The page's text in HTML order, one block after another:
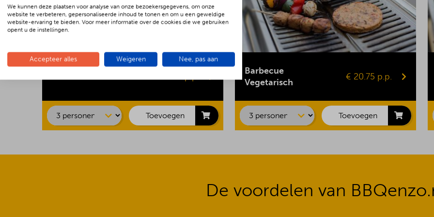
Kipsaté
Biefstuk
Shaslick
Toevoegen
Barbecue
Vegetarisch
€ 20.75 p.p.
Vegaburger
Groentespies
Portobello
Toevoegen
De voordelen van
We kunnen deze plaatsen voor analyse van onze bezoekersgegevens, om onze
website te verbeteren, gepersonaliseerde inhoud te tonen en om u een geweldige
website-ervaring te bieden. Voor meer informatie over de cookies die we gebruiken
opent u de instellingen.
Accepteer alles Weigeren Nee, pas aan